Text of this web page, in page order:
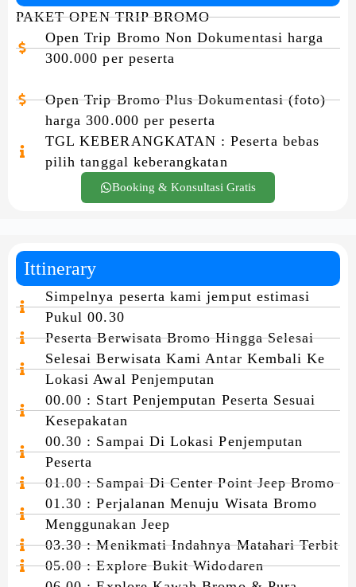
PAKET OPEN TRIP BROMO
Open Trip Bromo Non Dokumentasi harga
300.000 per peserta
Open Trip Bromo Plus Dokumentasi (foto)
harga 300.000 per peserta
TGL KEBERANGKATAN : Peserta bebas
pilih tanggal keberangkatan
Booking & Konsultasi Gratis
Ittinerary
Simpelnya peserta kami jemput estimasi
Pukul 00.30
Peserta Berwisata Bromo Hingga Selesai
Selesai Berwisata Kami Antar Kembali Ke
Lokasi Awal Penjemputan
00.00 : Start Penjemputan Peserta Sesuai
Kesepakatan
00.30 : Sampai Di Lokasi Penjemputan
Peserta
01.00 : Sampai Di Center Point Jeep Bromo
01.30 : Perjalanan Menuju Wisata Bromo
Menggunakan Jeep
03.30 : Menikmati Indahnya Matahari Terbit
05.00 : Explore Bukit Widodaren